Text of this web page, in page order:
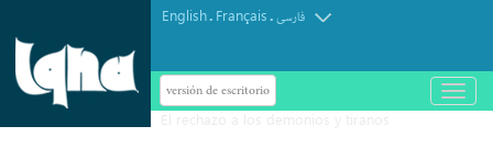
English. Français.فارسی
versión de escritorio
باز
و